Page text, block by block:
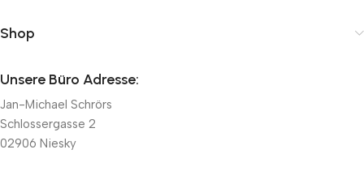
Shop
Unsere Büro Adresse:
Jan-Michael Schrörs
Schlossergasse 2
02906 Niesky